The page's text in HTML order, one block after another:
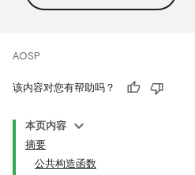
AOSP
该内容对您有帮助吗？
本页内容
摘要
公共构造函数